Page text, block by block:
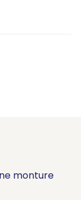
monture